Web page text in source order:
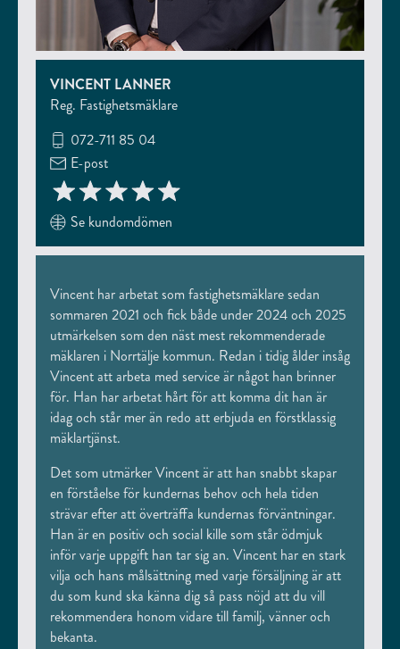
VINCENT LANNER
Reg. Fastighetsmäklare
072-711 85 04
E-post
Se kundomdömen
Vincent har arbetat som fastighetsmäklare sedan
sommaren 2021 och fick både under 2024 och 2025
utmärkelsen som den näst mest rekommenderade
mäklaren i Norrtälje kommun. Redan i tidig ålder insåg
Vincent att arbeta med service är något han brinner
för. Han har arbetat hårt för att komma dit han är
idag och står mer än redo att erbjuda en förstklassig
mäklartjänst.
Det som utmärker Vincent är att han snabbt skapar
en förståelse för kundernas behov och hela tiden
strävar efter att överträffa kundernas förväntningar.
Han är en positiv och social kille som står ödmjuk
inför varje uppgift han tar sig an. Vincent har en stark
vilja och hans målsättning med varje försäljning är att
du som kund ska känna dig så pass nöjd att du vill
rekommendera honom vidare till familj, vänner och
bekanta.